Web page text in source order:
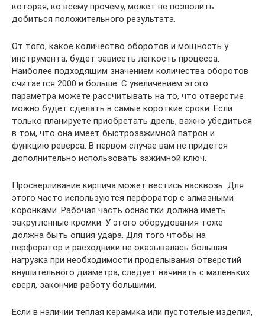
которая, ко всему прочему, может не позволить
добиться положительного результата.
От того, какое количество оборотов и мощность у
инструмента, будет зависеть легкость процесса.
Наиболее подходящим значением количества оборотов
считается 2000 и больше. С увеличением этого
параметра можете рассчитывать на то, что отверстие
можно будет сделать в самые короткие сроки. Если
только планируете приобретать дрель, важно убедиться
в том, что она имеет быстрозажимной патрон и
функцию реверса. В первом случае вам не придется
дополнительно использовать зажимной ключ.
Просверливание кирпича может вестись насквозь. Для
этого часто используются перфоратор с алмазными
коронками. Рабочая часть оснастки должна иметь
закругленные кромки. У этого оборудования тоже
должна быть опция удара. Для того чтобы на
перфоратор и расходники не оказывалась большая
нагрузка при необходимости проделывания отверстий
внушительного диаметра, следует начинать с маленьких
сверл, закончив работу большими.
Если в наличии теплая керамика или пустотелые изделия,